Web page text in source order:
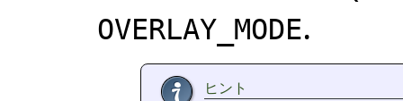
OVERLAY_MODE.
ヒント